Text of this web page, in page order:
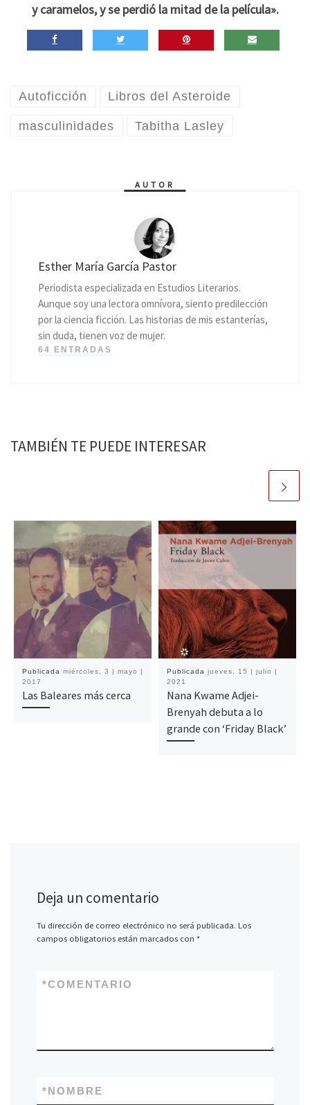
y caramelos, y se perdió la mitad de la película».
Autoficción Libros del Asteroide
masculinidades Tabitha Lasley
AUTOR
Esther María García Pastor
Periodista especializada en Estudios Literarios.
Aunque soy una lectora omnívora, siento predilección
por la ciencia ficción. Las historias de mis estanterías,
sin duda, tienen voz de mujer.
64 ENTRADAS
TAMBIÉN TE PUEDE INTERESAR
Publicada miércoles, 3 | mayo |
2017
Las Baleares más cerca
Publicada jueves, 15 | julio |
2021
Nana Kwame Adjei-
Brenyah debuta a lo
grande con ‘Friday Black’
Deja un comentario
Tu dirección de correo electrónico no será publicada. Los
campos obligatorios están marcados con *
COMENTARIO
*
NOMBRE
*